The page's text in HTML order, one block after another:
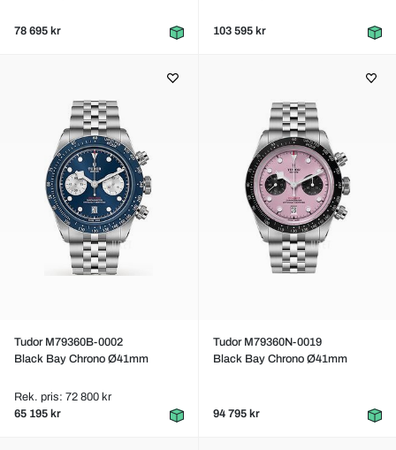
78 695 kr 103 595 kr
Tudor M79360B-0002
Black Bay Chrono Ø41mm
Rek. pris: 72 800 kr
65 195 kr
Tudor M79360N-0019
Black Bay Chrono Ø41mm
94 795 kr